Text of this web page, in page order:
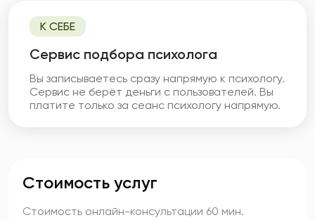
К СЕБЕ
Cервис подбора психолога
Вы записываетесь сразу напрямую к психологу.
Сервис не берёт деньги с пользователей. Вы
платите только за сеанс психологу напрямую.
Стоимость услуг
Стоимость онлайн-консультации 60 мин.